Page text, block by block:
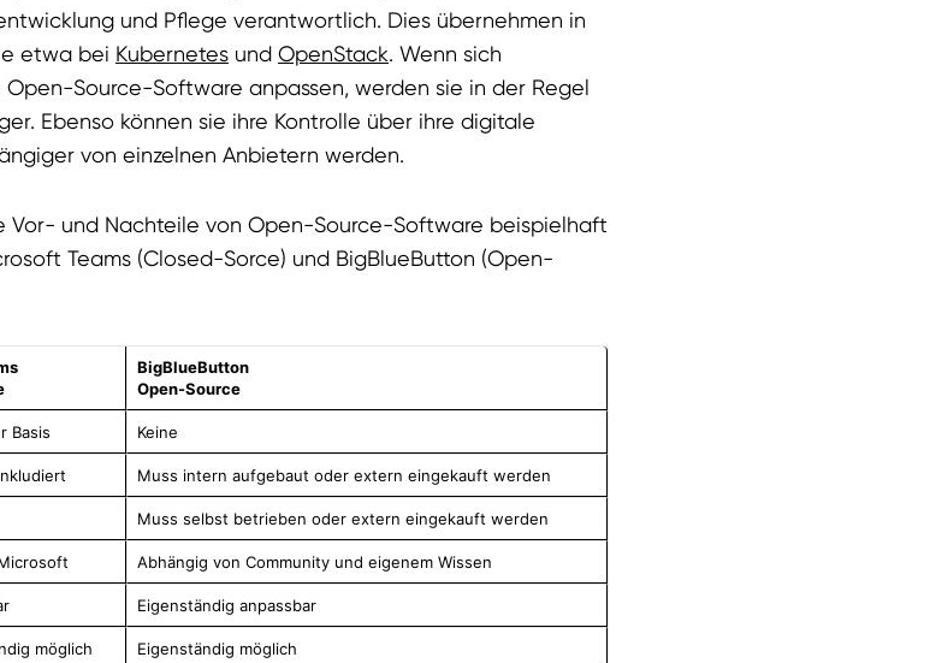
und Pflege verantwortlich. Dies übernehmen in
etwa bei Kubernetesund OpenStack. Wenn sich
Source-Software anpassen, werden sie in der Regel
Ebenso können sie ihre Kontrolle über ihre digitale
von einzelnen Anbietern werden.
Vor- und Nachteile von Open-Source-Software beispielhaft
Teams (Closed-Sorce) und BigBlueButton (Open-
BigBlueButton
Open-Source
Basis Keine
Muss intern aufgebaut oder extern eingekauft werden
Muss selbst betrieben oder extern eingekauft werden
Abhängig von Community und eigenem Wissen
Eigenständig anpassbar
möglich Eigenständig möglich